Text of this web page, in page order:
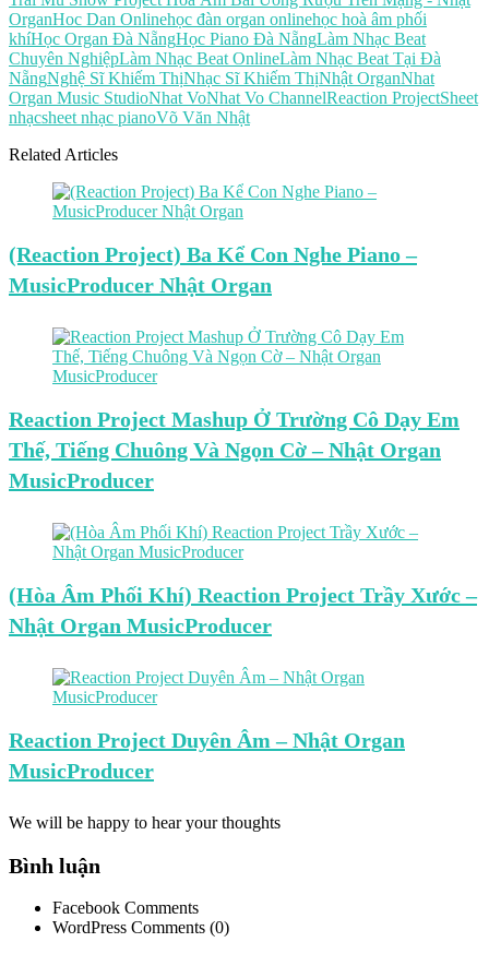
OrganHoc Dan Onlinehọc đàn organ onlinehọc hoà âm phối
khíHọc Organ Đà NẵngHọc Piano Đà NẵngLàm Nhạc Beat
Chuyên NghiệpLàm Nhạc Beat OnlineLàm Nhạc Beat Tại Đà
NẵngNghệ Sĩ Khiếm ThịNhạc Sĩ Khiếm ThịNhật OrganNhat
Organ Music StudioNhat VoNhat Vo ChannelReaction ProjectSheet
nhạcsheet nhạc pianoVõ Văn Nhật
Related Articles
(Reaction Project) Ba Kể Con Nghe Piano –
MusicProducer Nhật Organ
Reaction Project Mashup Ở Trường Cô Dạy Em
Thế, Tiếng Chuông Và Ngọn Cờ – Nhật Organ
MusicProducer
(Hòa Âm Phối Khí) Reaction Project Trầy Xước –
Nhật Organ MusicProducer
Reaction Project Duyên Âm – Nhật Organ
MusicProducer
We will be happy to hear your thoughts
Bình luận
Facebook Comments
WordPress Comments (0)